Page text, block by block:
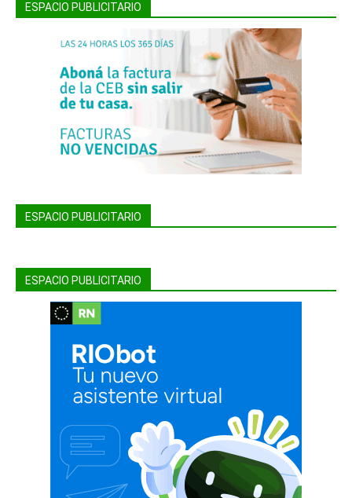
ESPACIO PUBLICITARIO
ESPACIO PUBLICITARIO
ESPACIO PUBLICITARIO